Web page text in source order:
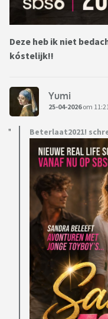
Deze heb ik niet
kóstelijk!!
Yumi
25-04-2026om
Beterlaat2021!